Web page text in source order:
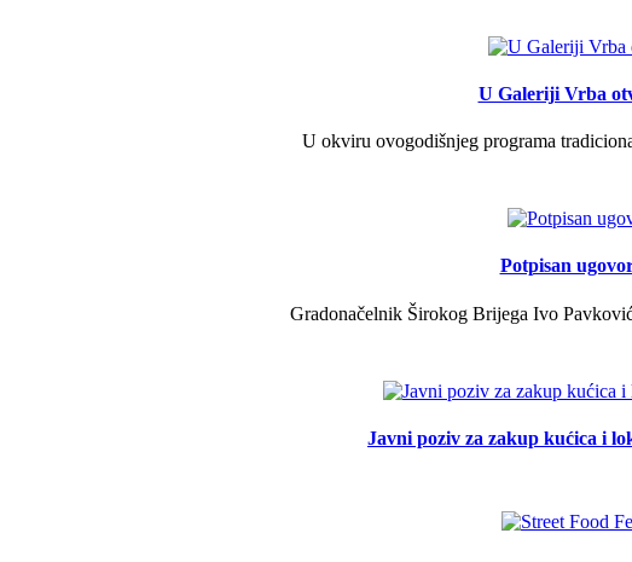
U Galeriji Vrba
U okviru ovogodišnjeg programa
Potpisan
Gradonačelnik Širokog Brijega Ivo
Javni poziv za zakup kućica i